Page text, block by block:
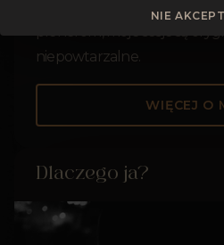
niepowtarzalne.
WIĘCEJ O
Dlaczego ja?
NIE